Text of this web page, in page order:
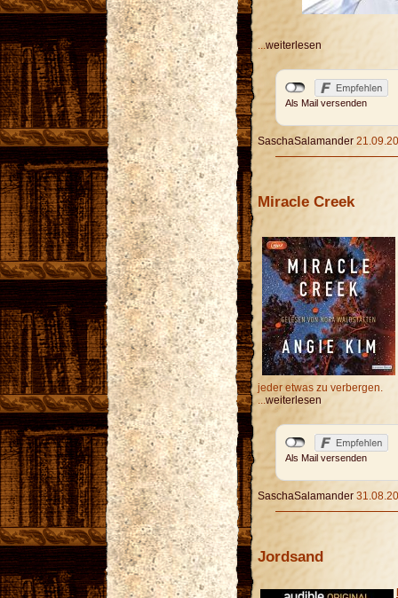
...weiterlesen
Als Mail versenden
SaschaSalamander
Miracle Creek
jeder etwas zu verbergen.
... weiterlesen
Als Mail versenden
SaschaSalamander
Jordsand